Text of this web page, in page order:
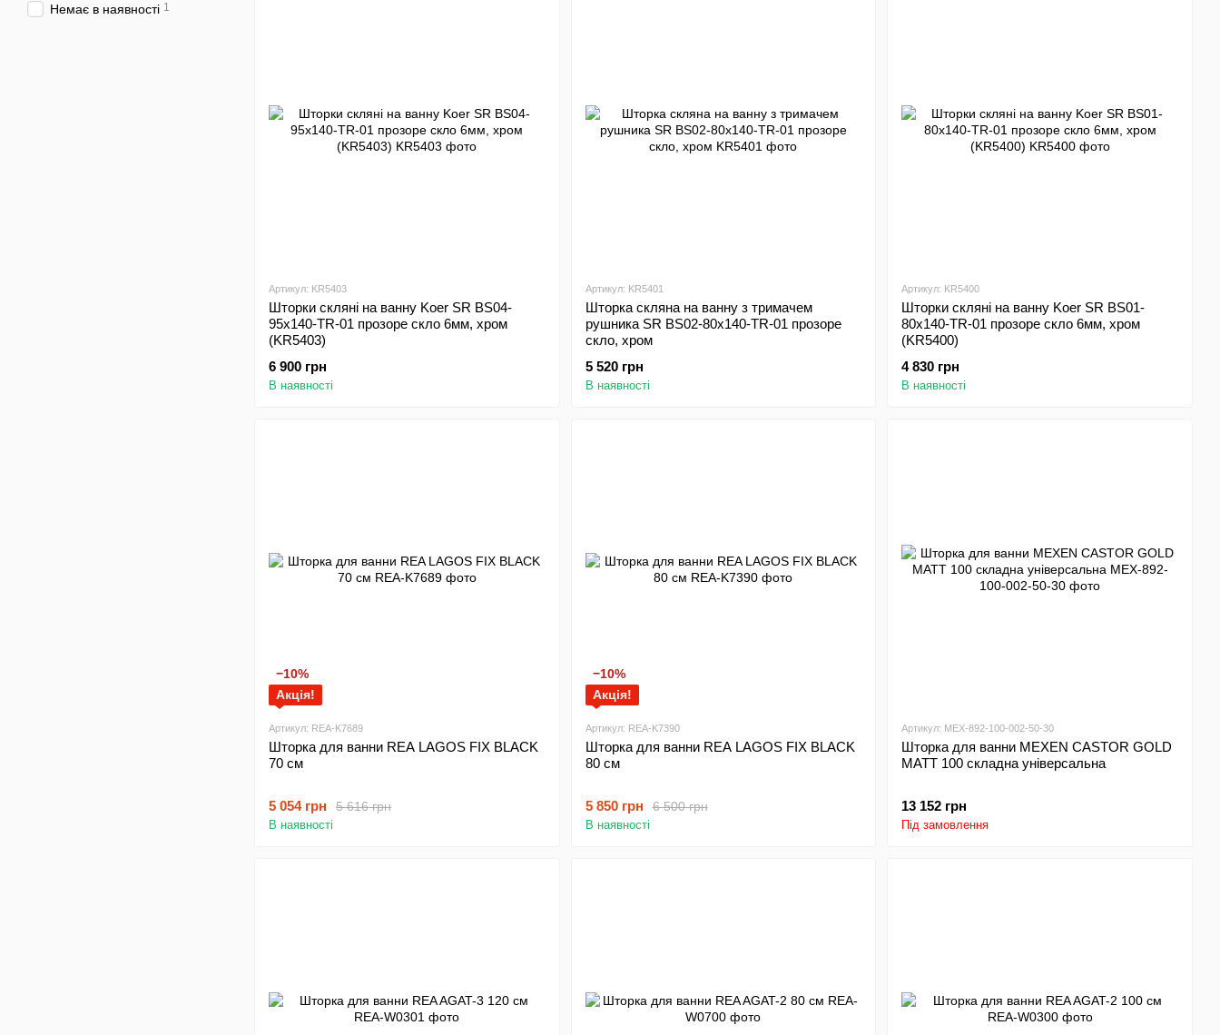
Артикул: KR5403
Шторки скляні на ванну Koer SR BS04-
95x140-TR-01 прозоре скло 6мм, хром
(KR5403)
6 900 грн
В наявності
Артикул: KR5401
Шторка скляна на ванну з тримачем
рушника SR BS02-80x140-TR-01 прозоре
скло, хром
5 520 грн
В наявності
Артикул: KR5400
Шторки скляні на ванну Koer SR BS01-
80x140-TR-01 прозоре скло 6мм, хром
(KR5400)
4 830 грн
В наявності
−10%
Акція!
Артикул: REA-K7689
Шторка для ванни REA LAGOS FIX BLACK
70 см
5 616 грн
5 054 грн
В наявності
−10%
Акція!
Артикул: REA-K7390
Шторка для ванни REA LAGOS FIX BLACK
80 см
6 500 грн
5 850 грн
В наявності
Артикул: MEX-892-100-002-50-30
Шторка для ванни MEXEN CASTOR GOLD
MATT 100 складна універсальна
13 152 грн
Під замовлення
Немає в наявності 1